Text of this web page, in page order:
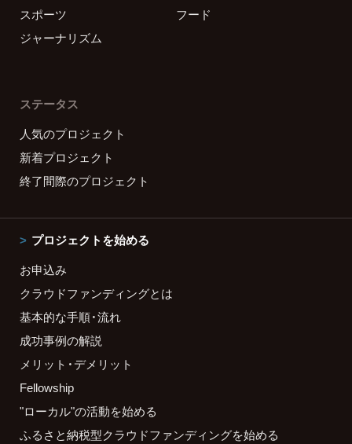
スポーツ
フード
ジャーナリズム
ステータス
人気のプロジェクト
新着プロジェクト
終了間際のプロジェクト
プロジェクトを始める
お申込み
クラウドファンディングとは
基本的な手順・流れ
成功事例の解説
メリット・デメリット
Fellowship
"ローカル"の活動を始める
ふるさと納税型クラウドファンディングを始める